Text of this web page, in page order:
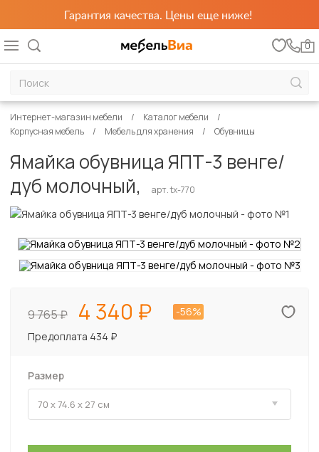
Гарантия качества. Цены еще ниже!
0
Интернет-магазин мебели
Каталог мебели
Корпусная мебель
Мебель для хранения Обувницы
Ямайка обувница ЯПТ-3 венге/
дуб молочный,
арт. tx-770
9 765 4 340
-56%
Предоплата 434 ₽
Размер